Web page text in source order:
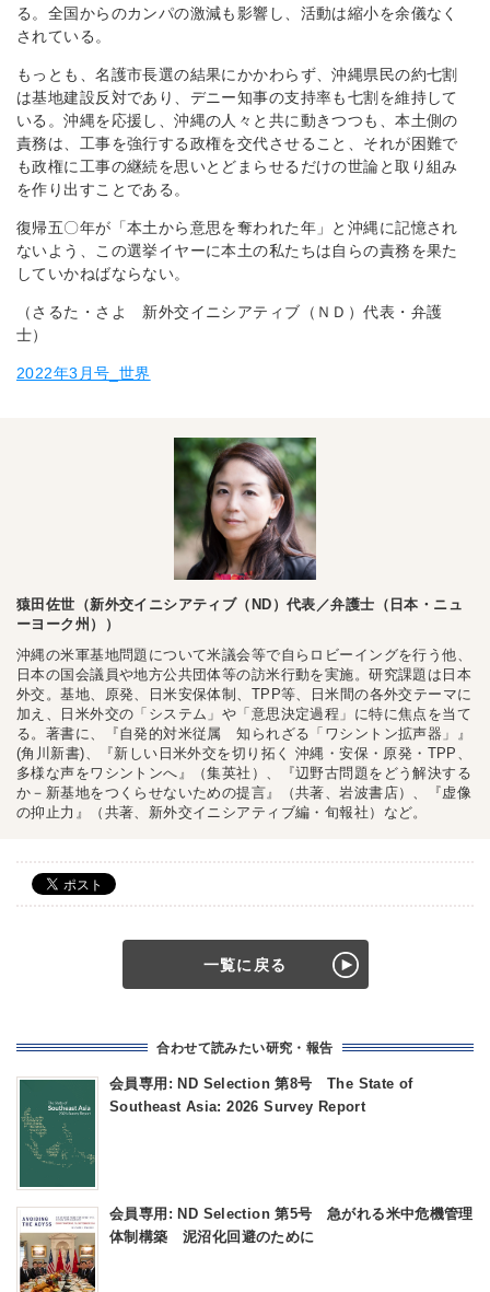
る。全国からのカンパの激減も影響し、活動は縮小を余儀なく
されている。
もっとも、名護市長選の結果にかかわらず、沖縄県民の約七割
は基地建設反対であり、デニー知事の支持率も七割を維持して
いる。沖縄を応援し、沖縄の人々と共に動きつつも、本土側の
責務は、工事を強行する政権を交代させること、それが困難で
も政権に工事の継続を思いとどまらせるだけの世論と取り組み
を作り出すことである。
復帰五〇年が「本土から意思を奪われた年」と沖縄に記憶され
ないよう、この選挙イヤーに本土の私たちは自らの責務を果た
していかねばならない。
（さるた・さよ 新外交イニシアティブ（ＮＤ）代表・弁護
士）
2022年3月号_世界
猿田佐世（新外交イニシアティブ（ND）代表／弁護士（日本・ニュ
ーヨーク州））
沖縄の米軍基地問題について米議会等で自らロビーイングを行う他、
日本の国会議員や地方公共団体等の訪米行動を実施。研究課題は日本
外交。基地、原発、日米安保体制、TPP等、日米間の各外交テーマに
加え、日米外交の「システム」や「意思決定過程」に特に焦点を当て
る。著書に、『自発的対米従属 知られざる「ワシントン拡声器」』
(角川新書)、『新しい日米外交を切り拓く 沖縄・安保・原発・TPP、
多様な声をワシントンへ』（集英社）、『辺野古問題をどう解決する
か－新基地をつくらせないための提言』（共著、岩波書店）、『虚像
の抑止力』（共著、新外交イニシアティブ編・旬報社）など。
一覧に戻る
合わせて読みたい研究・報告
会員専用: ND Selection 第8号 The State of
Southeast Asia: 2026 Survey Report
会員専用: ND Selection 第5号 急がれる米中危機管理
体制構築 泥沼化回避のために